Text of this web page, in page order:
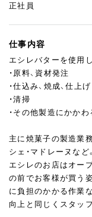
正社員
仕事内容
エシレバターを使用
・原料、資材発注
・仕込み、焼成、仕上げ
・清掃
・その他製造にかか
主に焼菓子の製造業
シェ・マドレーヌなど
エシレのお店はオー
の前でお客様が買う
に負担のかかる作業
向上と同じくスタッ